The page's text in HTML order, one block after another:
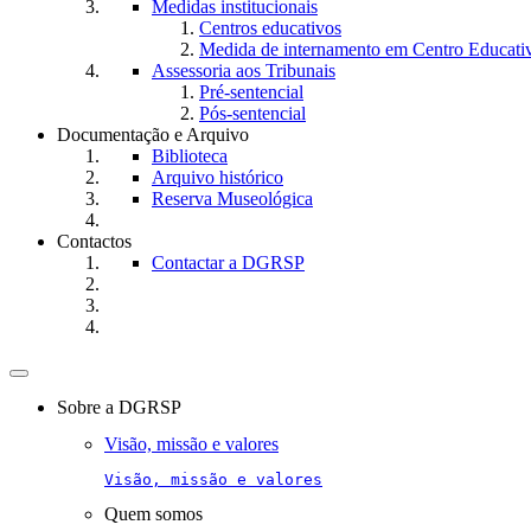
Medidas institucionais
Centros educativos
Medida de internamento em Centro
Assessoria aos Tribunais
Pré-sentencial
Pós-sentencial
Documentação e Arquivo
Biblioteca
Arquivo histórico
Reserva Museológica
Contactos
Contactar a DGRSP
Toggle
navigationSobre a DGRSP
Visão, missão e valores
Visão, missão e valores
Quem somos